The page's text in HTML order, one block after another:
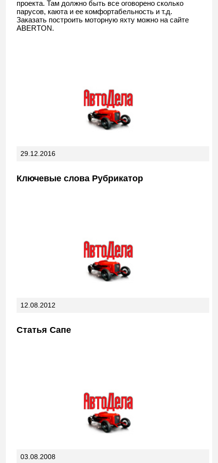
проекта. Там должно быть все оговорено сколько
парусов, каюта и ее комфортабельность и т.д.
Заказать построить моторную яхту можно на сайте
ABERTON.
29.12.2016
Ключевые слова Рубрикатор
12.08.2012
Статья Сапе
03.08.2008